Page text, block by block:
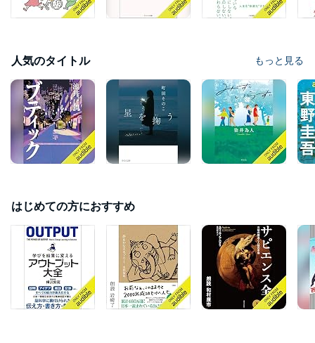
人気のタイトル もっと見る
はじめての方におすすめ